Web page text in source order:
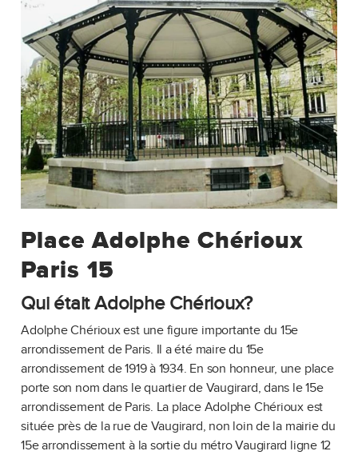
Place Adolphe Chérioux
Paris 15
Qui était Adolphe Chérioux?
Adolphe Chérioux est une figure importante du 15e
arrondissement de Paris. Il a été maire du 15e
arrondissement de 1919 à 1934. En son honneur, une place
porte son nom dans le quartier de Vaugirard, dans le 15e
arrondissement de Paris. La place Adolphe Chérioux est
située près de la rue de Vaugirard, non loin de la mairie du
15e arrondissement à la sortie du métro Vaugirard ligne 12